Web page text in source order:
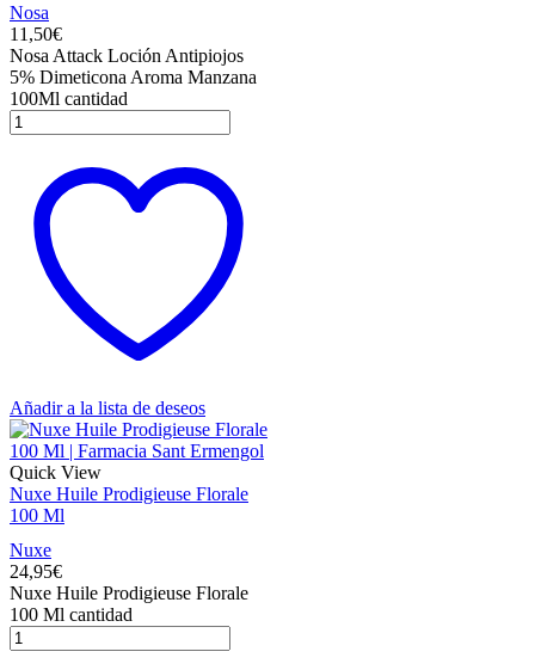
Nosa
11,50€
Nosa Attack Loción Antipiojos
5% Dimeticona Aroma Manzana
100Ml cantidad
Añadir a la lista de deseos
Quick View
Nuxe Huile Prodigieuse Florale
100 Ml
Nuxe
24,95€
Nuxe Huile Prodigieuse Florale
100 Ml cantidad